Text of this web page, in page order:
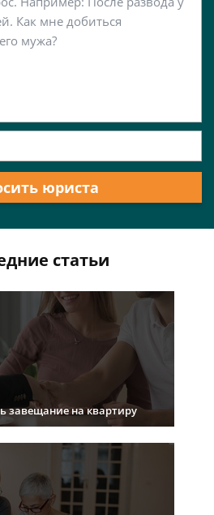
юриста
статьи
завещание на квартиру